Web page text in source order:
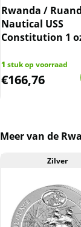
Rwanda /
Nautical USS
Constitution 1
1 stuk op voorraad
€166,76
Meer van de
Zilver